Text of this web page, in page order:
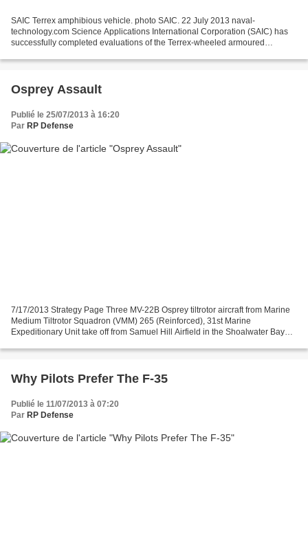
SAIC Terrex amphibious vehicle. photo SAIC. 22 July 2013 naval-
technology.com Science Applications International Corporation (SAIC) has
successfully completed evaluations of the Terrex-wheeled armoured
Osprey Assault
Publié le 25/07/2013 à 16:20
Par RP Defense
7/17/2013 Strategy Page Three MV-22B Osprey tiltrotor aircraft from Marine
Medium Tiltrotor Squadron (VMM) 265 (Reinforced), 31st Marine
Expeditionary Unit take off from Samuel Hill Airfield in the Shoalwater Bay
Why Pilots Prefer The F-35
Publié le 11/07/2013 à 07:20
Par RP Defense